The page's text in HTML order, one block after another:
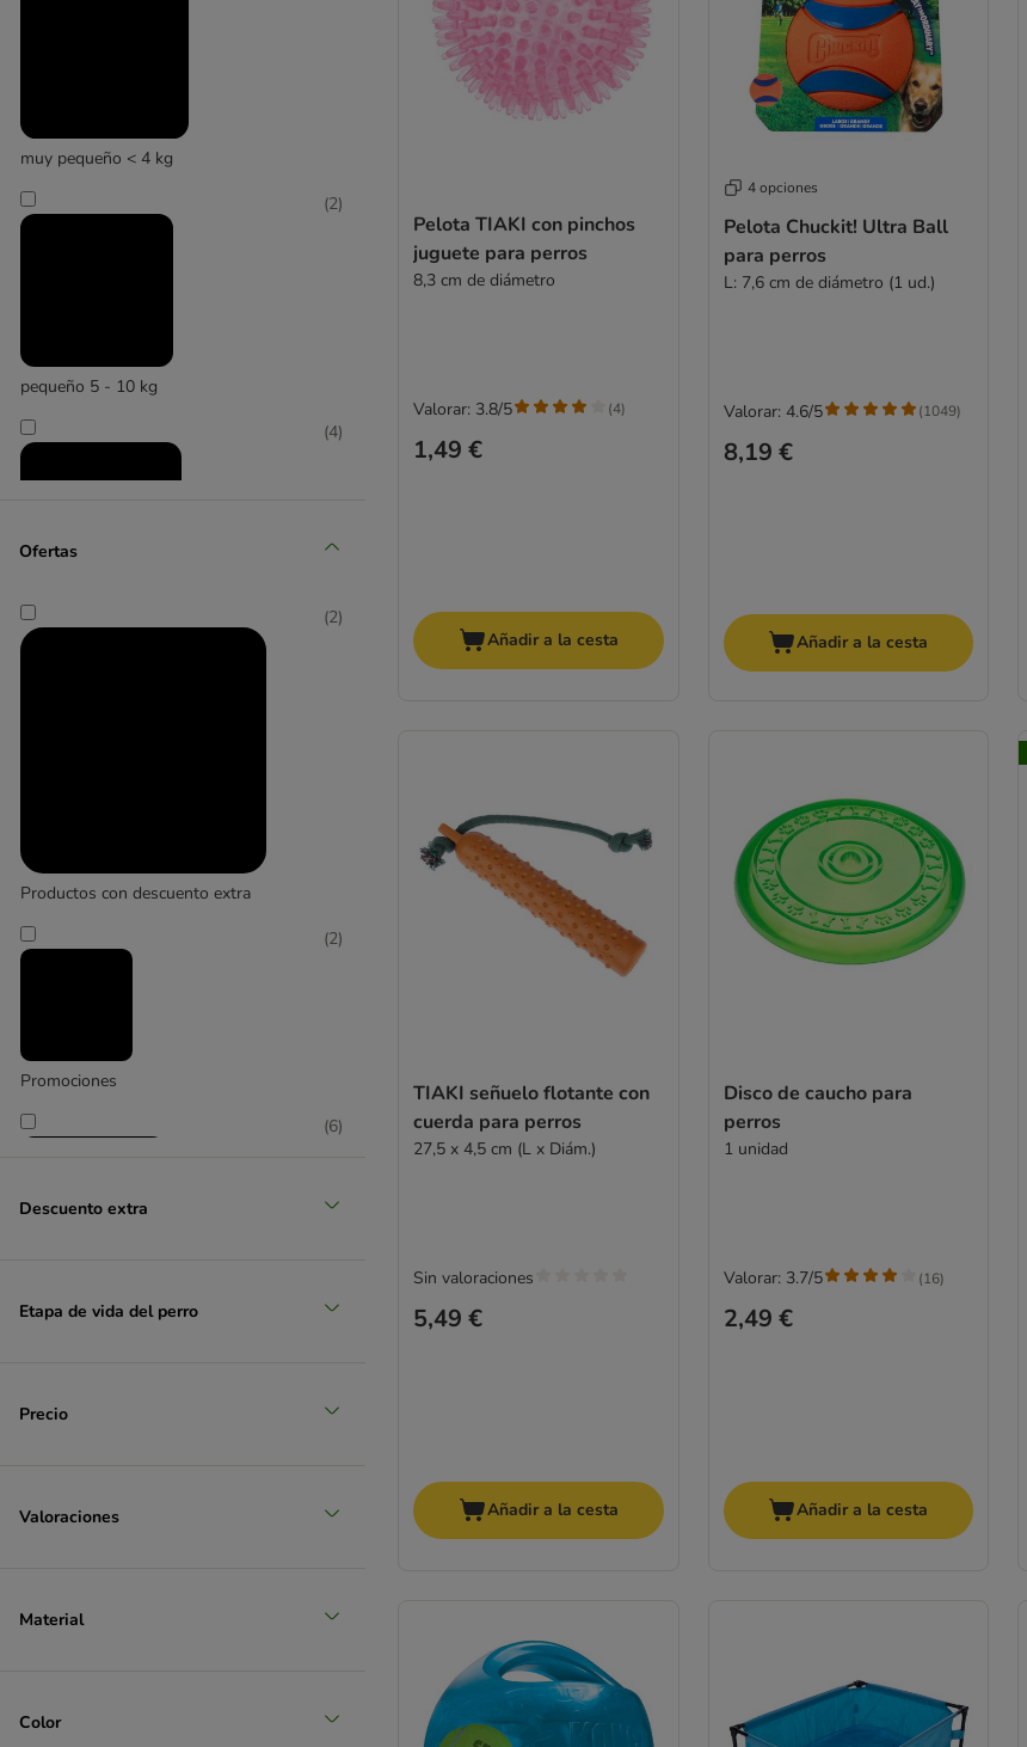
muy pequeño < 4 kg
pequeño 5 - 10 kg
(2)
mediano 11 - 25 kg
(4)
grande 26 - 45 kg
muy grande > 45 kg
Ofertas
Productos con descuento extra
(2)
Promociones
(2)
zooplus selección
(6)
Descuento extra
Etapa de vida del perro
Precio
Valoraciones
Material
Color
Pelota TIAKI con pinchos
juguete para perros
8,3 cm de diámetro
1,49 €
Valorar: 3.8/5 (4)
Añadir a la cesta
4 opciones
Pelota Chuckit! Ultra Ball
para perros
L: 7,6 cm de diámetro (1 ud.)
8,19 €
Valorar: 4.6/5 (1049)
Añadir a la cesta
TIAKI señuelo flotante con
cuerda para perros
27,5 x 4,5 cm (L x Diám.)
5,49 €
Sin valoraciones
Añadir a la cesta
Disco de caucho para
perros
1 unidad
2,49 €
Valorar: 3.7/5 (16)
Añadir a la cesta